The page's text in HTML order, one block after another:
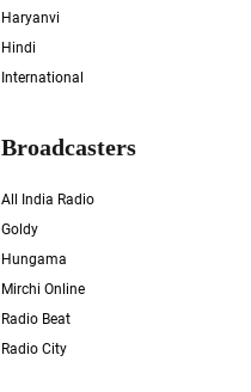
Haryanvi
Hindi
International
Broadcasters
All India Radio
Goldy
Hungama
Mirchi Online
Radio Beat
Radio City